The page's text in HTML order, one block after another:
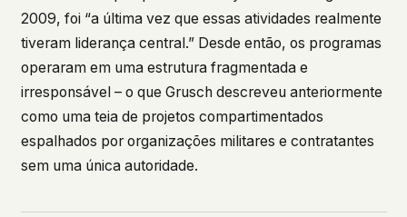
2009, foi “a última vez que essas atividades realmente
tiveram liderança central.” Desde então, os programas
operaram em uma estrutura fragmentada e
irresponsável – o que Grusch descreveu anteriormente
como uma teia de projetos compartimentados
espalhados por organizações militares e contratantes
sem uma única autoridade.